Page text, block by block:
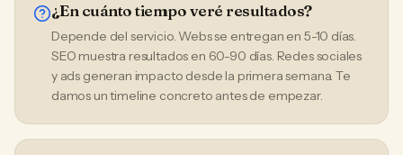
¿En cuánto tiempo veré resultados?
Depende del servicio. Webs se entregan en 5-10 días.
SEO muestra resultados en 60-90 días. Redes sociales
y ads generan impacto desde la primera semana. Te
damos un timeline concreto antes de empezar.